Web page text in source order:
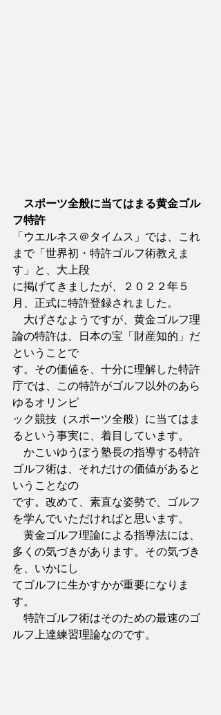
スポーツ全般に当てはまる黄金ゴル
フ特許
「ウエルネス＠タイムス」では、これ
まで「世界初・特許ゴルフ術教えま
す」と、大上段
に掲げてきましたが、２０２２年５
月、正式に特許登録されました。
大げさなようですが、黄金ゴルフ理
論の特許は、日本の宝「財産知的」だ
ということで
す。その価値を、十分に理解した特許
庁では、この特許がゴルフ以外のあら
ゆるオリンピ
ック競技（スポーツ全般）に当てはま
るという事実に、着目しています。
かこいゆうぼう塾長の指導する特許
ゴルフ術は、それだけの価値があると
いうことなの
です。改めて、素直な姿勢で、ゴルフ
を学んでいただければと思います。
黄金ゴルフ理論による指導法には、
多くの気づきがあります。その気づき
を、いかにし
てゴルフに生かすかが重要になりま
す。
特許ゴルフ術はそのための最速のゴ
ルフ上達練習理論なのです。